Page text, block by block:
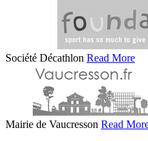
Société Décathlon Read More
Mairie de Vaucresson Read